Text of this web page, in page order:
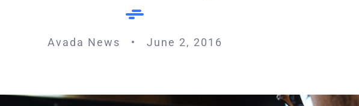
Avada News • June 2, 2016